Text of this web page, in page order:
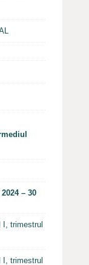
– 30
I, trimestrul
I, trimestrul